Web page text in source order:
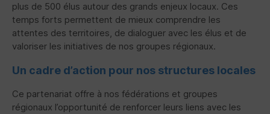
plus de 500 élus autour des grands enjeux locaux. Ces
temps forts permettent de mieux comprendre les
attentes des territoires, de dialoguer avec les élus et de
valoriser les initiatives de nos groupes régionaux.
Un cadre d’action pour nos structures locales
Ce partenariat offre à nos fédérations et groupes
régionaux l’opportunité de renforcer leurs liens avec les